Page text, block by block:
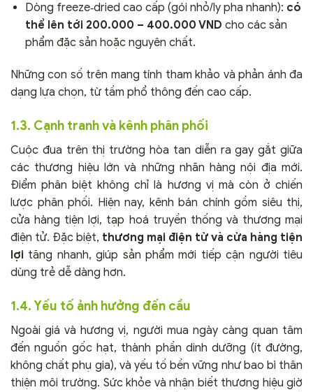
Dòng freeze‑dried cao cấp (gói nhỏ/ly pha nhanh): có
thể lên tới 200.000 – 400.000 VND cho các sản
phẩm đặc sản hoặc nguyên chất.
Những con số trên mang tính tham khảo và phản ánh đa
dạng lựa chọn, từ tầm phổ thông đến cao cấp.
1.3. Cạnh tranh và kênh phân phối
Cuộc đua trên thị trường hòa tan diễn ra gay gắt giữa
các thương hiệu lớn và những nhãn hàng nội địa mới.
Điểm phân biệt không chỉ là hương vị mà còn ở chiến
lược phân phối. Hiện nay, kênh bán chính gồm siêu thị,
cửa hàng tiện lợi, tạp hoá truyền thống và thương mại
điện tử. Đặc biệt, thương mại điện tử và cửa hàng tiện
lợi tăng nhanh, giúp sản phẩm mới tiếp cận người tiêu
dùng trẻ dễ dàng hơn.
1.4. Yếu tố ảnh hưởng đến cầu
Ngoài giá và hương vị, người mua ngày càng quan tâm
đến nguồn gốc hạt, thành phần dinh dưỡng (ít đường,
không chất phụ gia), và yếu tố bền vững như bao bì thân
thiện môi trường. Sức khỏe và nhận biết thương hiệu giờ